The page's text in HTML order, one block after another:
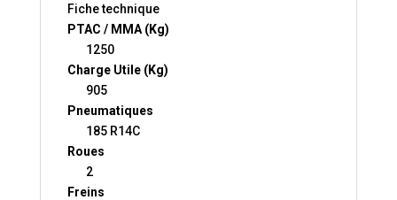
Fiche technique
PTAC / MMA (Kg)
1250
Charge Utile (Kg)
905
Pneumatiques
185 R14C
Roues
2
Freins